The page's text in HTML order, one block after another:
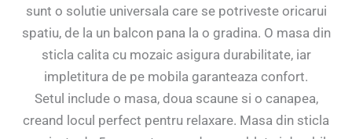
sunt o solutie universala care se potriveste oricarui
spatiu, de la un balcon pana la o gradina. O masa din
sticla calita cu mozaic asigura durabilitate, iar
impletitura de pe mobila garanteaza confort.
Setul include o masa, doua scaune si o canapea,
creand locul perfect pentru relaxare. Masa din sticla